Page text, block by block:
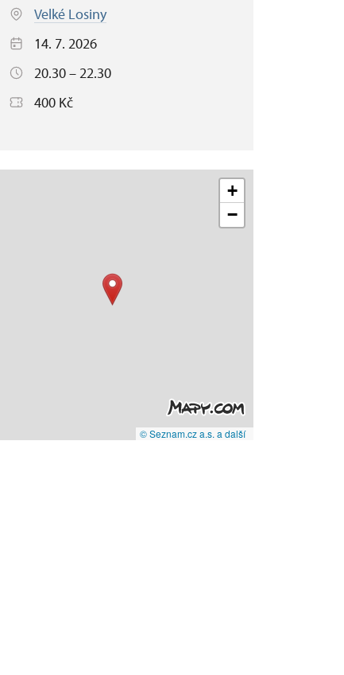
Velké Losiny
14. 7. 2026
20.30 – 22.30
400 Kč
+
−
© Seznam.cz a.s. a další